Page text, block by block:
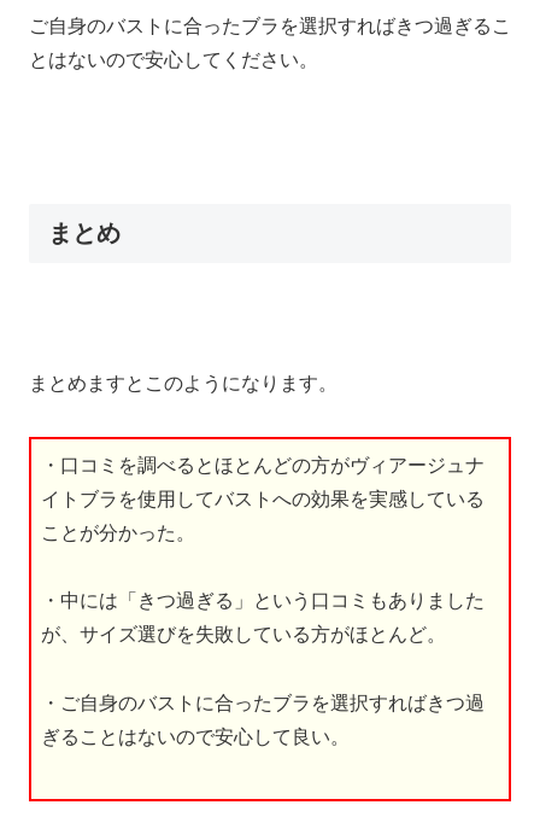
ご自身のバストに合ったブラを選択すればきつ過ぎるこ
とはないので安心してください。
まとめ
まとめますとこのようになります。
・口コミを調べるとほとんどの方がヴィアージュナ
イトブラを使用してバストへの効果を実感している
ことが分かった。
・中には「きつ過ぎる」という口コミもありました
が、サイズ選びを失敗している方がほとんど。
・ご自身のバストに合ったブラを選択すればきつ過
ぎることはないので安心して良い。